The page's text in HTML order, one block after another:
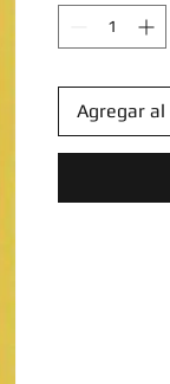
Agregar